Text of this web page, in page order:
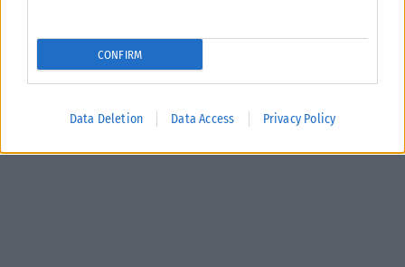
CONFIRM
Data Deletion Data Access Privacy Policy